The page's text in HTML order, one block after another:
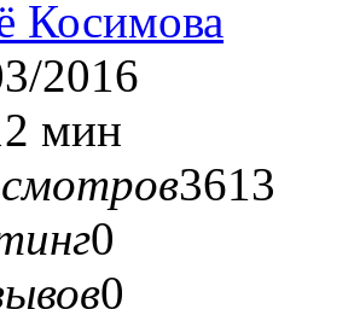
Косимова
2016
мин
3613
0
0